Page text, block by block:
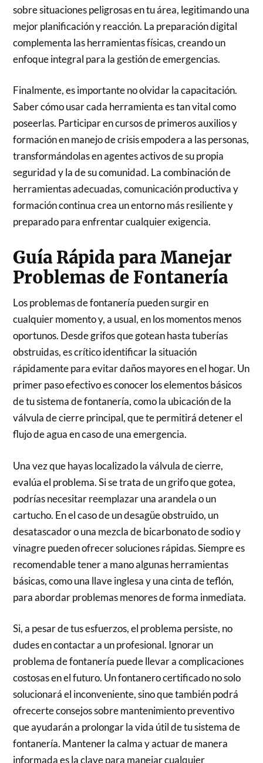
sobre situaciones peligrosas en tu área, legitimando una
mejor planificación y reacción. La preparación digital
complementa las herramientas físicas, creando un
enfoque integral para la gestión de emergencias.
Finalmente, es importante no olvidar la capacitación.
Saber cómo usar cada herramienta es tan vital como
poseerlas. Participar en cursos de primeros auxilios y
formación en manejo de crisis empodera a las personas,
transformándolas en agentes activos de su propia
seguridad y la de su comunidad. La combinación de
herramientas adecuadas, comunicación productiva y
formación continua crea un entorno más resiliente y
preparado para enfrentar cualquier exigencia.
Guía Rápida para Manejar
Problemas de Fontanería
Los problemas de fontanería pueden surgir en
cualquier momento y, a usual, en los momentos menos
oportunos. Desde grifos que gotean hasta tuberías
obstruidas, es crítico identificar la situación
rápidamente para evitar daños mayores en el hogar. Un
primer paso efectivo es conocer los elementos básicos
de tu sistema de fontanería, como la ubicación de la
válvula de cierre principal, que te permitirá detener el
flujo de agua en caso de una emergencia.
Una vez que hayas localizado la válvula de cierre,
evalúa el problema. Si se trata de un grifo que gotea,
podrías necesitar reemplazar una arandela o un
cartucho. En el caso de un desagüe obstruido, un
desatascador o una mezcla de bicarbonato de sodio y
vinagre pueden ofrecer soluciones rápidas. Siempre es
recomendable tener a mano algunas herramientas
básicas, como una llave inglesa y una cinta de teflón,
para abordar problemas menores de forma inmediata.
Si, a pesar de tus esfuerzos, el problema persiste, no
dudes en contactar a un profesional. Ignorar un
problema de fontanería puede llevar a complicaciones
costosas en el futuro. Un fontanero certificado no solo
solucionará el inconveniente, sino que también podrá
ofrecerte consejos sobre mantenimiento preventivo
que ayudarán a prolongar la vida útil de tu sistema de
fontanería. Mantener la calma y actuar de manera
informada es la clave para manejar cualquier